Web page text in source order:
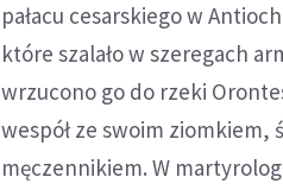
pałacu cesarskiego w
które szalało w szeregach
wrzucono go do rzeki
wespół ze swoim ziomkiem,
męczennikiem. W